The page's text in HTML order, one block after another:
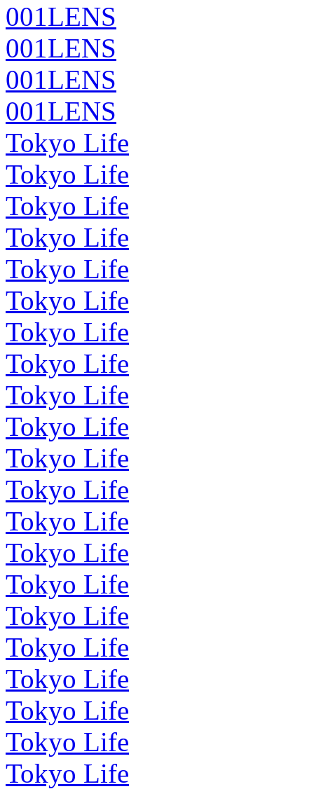
001LENS
001LENS
001LENS
001LENS
Tokyo Life
Tokyo Life
Tokyo Life
Tokyo Life
Tokyo Life
Tokyo Life
Tokyo Life
Tokyo Life
Tokyo Life
Tokyo Life
Tokyo Life
Tokyo Life
Tokyo Life
Tokyo Life
Tokyo Life
Tokyo Life
Tokyo Life
Tokyo Life
Tokyo Life
Tokyo Life
Tokyo Life